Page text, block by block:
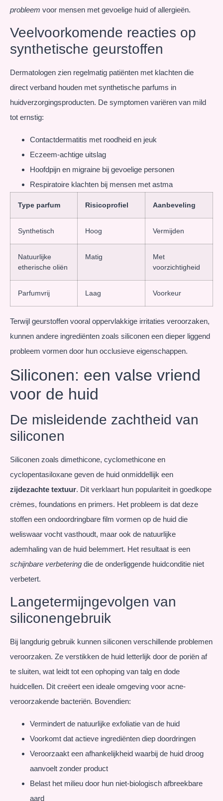
probleem voor mensen met gevoelige huid of allergieën.
Veelvoorkomende reacties op
synthetische geurstoffen
Dermatologen zien regelmatig patiënten met klachten die
direct verband houden met synthetische parfums in
huidverzorgingsproducten. De symptomen variëren van mild
tot ernstig:
Contactdermatitis met roodheid en jeuk
Eczeem-achtige uitslag
Hoofdpijn en migraine bij gevoelige personen
Respiratoire klachten bij mensen met astma
Type parfum Risicoprofiel Aanbeveling
Synthetisch Hoog Vermijden
Natuurlijke
etherische oliën
Matig
Met
voorzichtigheid
Parfumvrij Laag Voorkeur
Terwijl geurstoffen vooral oppervlakkige irritaties veroorzaken,
kunnen andere ingrediënten zoals siliconen een dieper liggend
probleem vormen door hun occlusieve eigenschappen.
Siliconen: een valse vriend
voor de huid
De misleidende zachtheid van
siliconen
Siliconen zoals dimethicone, cyclomethicone en
cyclopentasiloxane geven de huid onmiddellijk een
zijdezachte textuur. Dit verklaart hun populariteit in goedkope
crèmes, foundations en primers. Het probleem is dat deze
stoffen een ondoordringbare film vormen op de huid die
weliswaar vocht vasthoudt, maar ook de natuurlijke
ademhaling van de huid belemmert. Het resultaat is een
schijnbare verbetering die de onderliggende huidconditie niet
verbetert.
Langetermijngevolgen van
siliconengebruik
Bij langdurig gebruik kunnen siliconen verschillende problemen
veroorzaken. Ze verstikken de huid letterlijk door de poriën af
te sluiten, wat leidt tot een ophoping van talg en dode
huidcellen. Dit creëert een ideale omgeving voor acne-
veroorzakende bacteriën. Bovendien:
Vermindert de natuurlijke exfoliatie van de huid
Voorkomt dat actieve ingrediënten diep doordringen
Veroorzaakt een afhankelijkheid waarbij de huid droog
aanvoelt zonder product
Belast het milieu door hun niet-biologisch afbreekbare
aard